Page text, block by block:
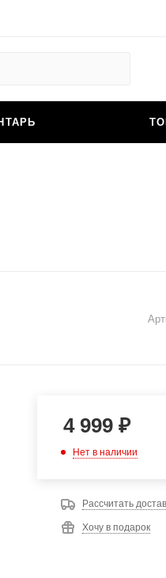
4 999₽
Нет в наличии
Рассчитать
Хочу в подарок